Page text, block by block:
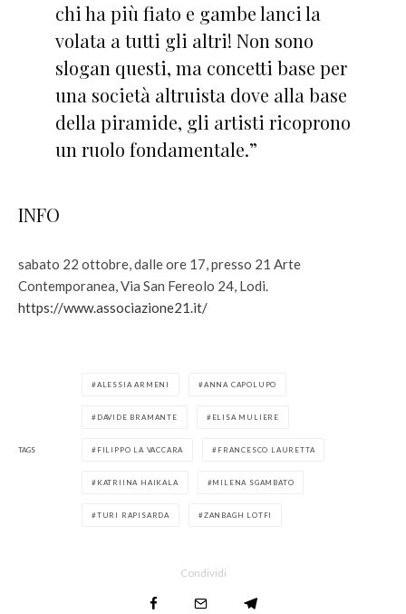
chi ha più fiato e gambe lanci la
volata a tutti gli altri! Non sono
slogan questi, ma concetti base per
una società altruista dove alla base
della piramide, gli artisti ricoprono
un ruolo fondamentale.”
INFO
sabato 22 ottobre, dalle ore 17, presso 21 Arte
Contemporanea, Via San Fereolo 24, Lodi.
https://www.associazione21.it/
TAGS
ALESSIA ARMENI ANNA CAPOLUPO
DAVIDE BRAMANTE ELISA MULIERE
FILIPPO LA VACCARA FRANCESCO LAURETTA
KATRIINA HAIKALA MILENA SGAMBATO
TURI RAPISARDA ZANBAGH LOTFI
Condividi